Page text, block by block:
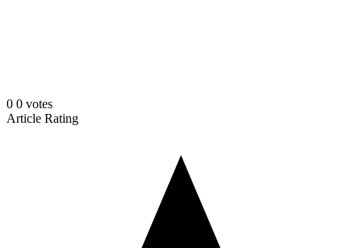
0 0 votes
Article Rating